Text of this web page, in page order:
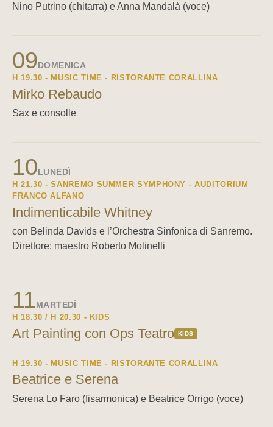
Nino Putrino (chitarra) e Anna Mandalà (voce)
09 DOMENICA
H 19.30 - MUSIC TIME - RISTORANTE CORALLINA
Mirko Rebaudo
Sax e consolle
10 LUNEDÌ
H 21.30 - SANREMO SUMMER SYMPHONY - AUDITORIUM
FRANCO ALFANO
Indimenticabile Whitney
con Belinda Davids e l’Orchestra Sinfonica di Sanremo.
Direttore: maestro Roberto Molinelli
11 MARTEDÌ
H 18.30 / H 20.30 - KIDS
Art Painting con Ops Teatro KIDS
H 19.30 - MUSIC TIME - RISTORANTE CORALLINA
Beatrice e Serena
Serena Lo Faro (fisarmonica) e Beatrice Orrigo (voce)